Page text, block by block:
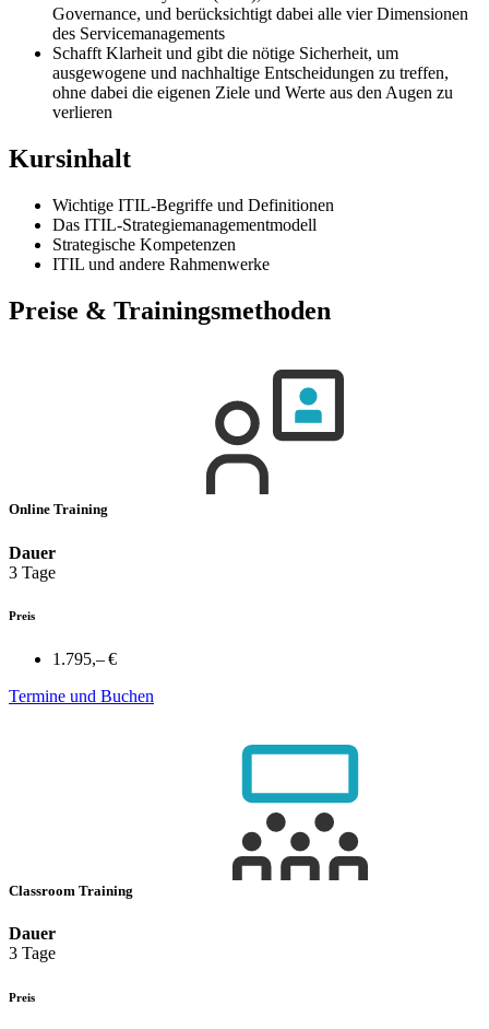
Governance, und berücksichtigt dabei alle vier Dimensionen
des Servicemanagements
Schafft Klarheit und gibt die nötige Sicherheit, um
ausgewogene und nachhaltige Entscheidungen zu treffen,
ohne dabei die eigenen Ziele und Werte aus den Augen zu
verlieren
Kursinhalt
Wichtige ITIL-Begriffe und Definitionen
Das ITIL-Strategiemanagementmodell
Strategische Kompetenzen
ITIL und andere Rahmenwerke
Preise & Trainingsmethoden
Online Training
Dauer
3 Tage
Preis
1.795,– €
Termine und Buchen
Classroom Training
Dauer
3 Tage
Preis